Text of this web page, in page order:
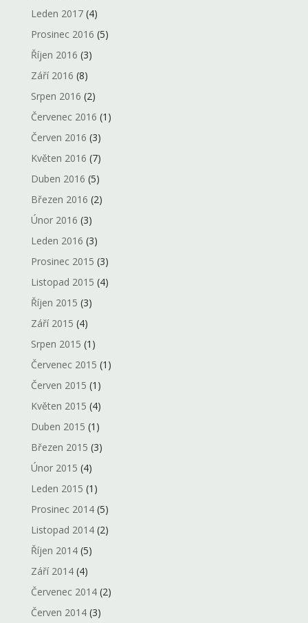
Leden 2017(4)
Prosinec 2016 (5)
Říjen 2016 (3)
Září 2016 (8)
Srpen 2016 (2)
Červenec 2016 (1)
Červen 2016 (3)
Květen 2016 (7)
Duben 2016 (5)
Březen 2016 (2)
Únor 2016 (3)
Leden 2016 (3)
Prosinec 2015 (3)
Listopad 2015 (4)
Říjen 2015 (3)
Září 2015 (4)
Srpen 2015 (1)
Červenec 2015 (1)
Červen 2015 (1)
Květen 2015 (4)
Duben 2015 (1)
Březen 2015 (3)
Únor 2015 (4)
Leden 2015 (1)
Prosinec 2014(5)
Listopad 2014(2)
Říjen 2014(5)
Září 2014(4)
Červenec 2014(2)
Červen 2014(3)